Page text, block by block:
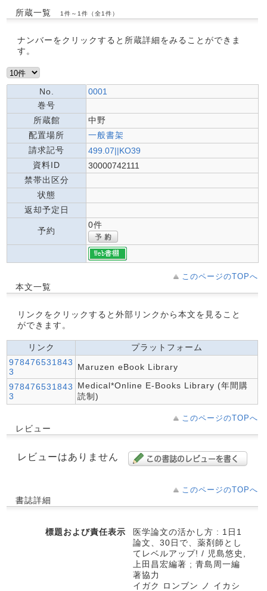
所蔵一覧 1件～1件（全1件）
ナンバーをクリックすると所蔵詳細をみることができま
す。
No.
0001
巻号
所蔵館
中野
配置場所
一般書架
請求記号
499.07||KO39
資料ID
30000742111
禁帯出区分
状態
返却予定日
予約
0件
このページのTOPへ
本文一覧
リンクをクリックすると外部リンクから本文を見ること
ができます。
リンク
プラットフォーム
978476531843
3
Maruzen eBook Library
978476531843
3
Medical*Online E-Books Library (年間購
読制)
このページのTOPへ
レビュー
レビューはありません
このページのTOPへ
書誌詳細
標題および責任表示
医学論文の活かし方 : 1日1
論文、30日で、薬剤師とし
てレベルアップ! / 児島悠史,
上田昌宏編著 ; 青島周一編
著協力
イガク ロンブン ノ イカシ